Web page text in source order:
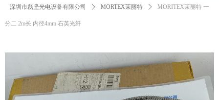
深圳市磊坚光电设备有限公司 ꄲ MORTEX茉丽特 ꄲ MORITEX茉丽特 一
分二 2m长 内径4mm 石英光纤